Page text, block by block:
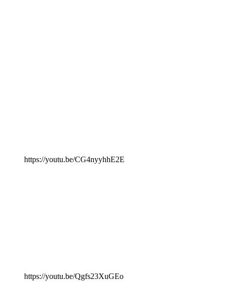
https://youtu.be/CG4nyyhhE2E
https://youtu.be/Qgfs23XuGEo